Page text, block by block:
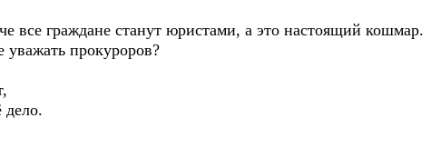
все граждане станут юристами, а это настоящий кошмар.
уважать прокуроров?
дело.